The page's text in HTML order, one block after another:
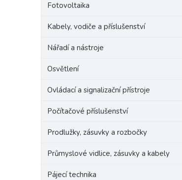
Fotovoltaika
Kabely, vodiče a příslušenství
Nářadí a nástroje
Osvětlení
Ovládací a signalizační přístroje
Počítačové příslušenství
Prodlužky, zásuvky a rozbočky
Průmyslové vidlice, zásuvky a kabely
Pájecí technika